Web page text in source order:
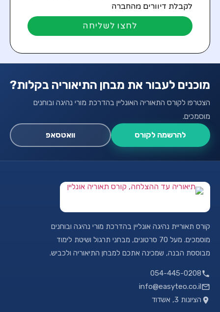
לקבלת דיוורים מהחברה
לחצו לשליחה
מוכנים לעבור את מבחן התיאוריה בקלות?
הצטרפו לקורס התאוריה האונליין בהדרכת מורי נהיגה ובוחנים
מוסמכים.
להרשמה לקורס
וואטסאפ
קורס תאוריית נהיגה אונליין בהדרכת מורי נהיגה ובוחנים
מוסמכים. מעל 70 סרטונים, מבחני תרגול ושיטת לימוד
מבוססת הבנה, שמכינה אתכם למבחן התיאוריה ולכביש.
054-445-0208
info@easyteo.co.il
הציונות 3, אשדוד